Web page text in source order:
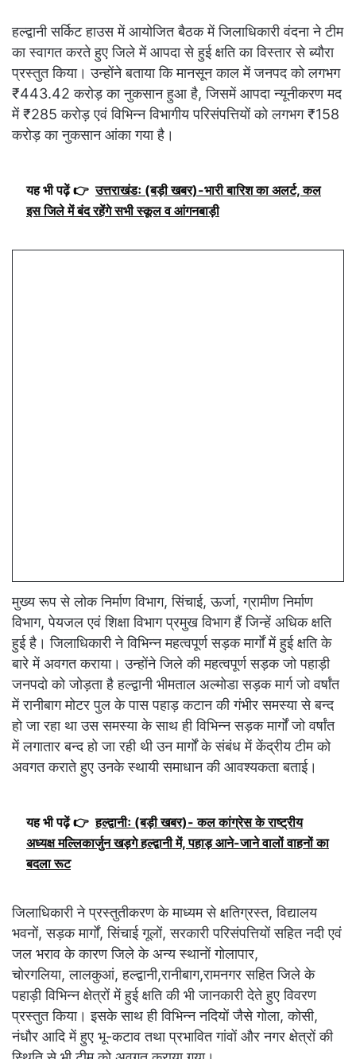
हल्द्वानी सर्किट हाउस में आयोजित बैठक में जिलाधिकारी वंदना ने टीम
का स्वागत करते हुए जिले में आपदा से हुई क्षति का विस्तार से ब्यौरा
प्रस्तुत किया। उन्होंने बताया कि मानसून काल में जनपद को लगभग
₹443.42 करोड़ का नुकसान हुआ है, जिसमें आपदा न्यूनीकरण मद
में ₹285 करोड़ एवं विभिन्न विभागीय परिसंपत्तियों को लगभग ₹158
करोड़ का नुकसान आंका गया है।
यह भी पढ़ें 👉 उत्तराखंडः (बड़ी खबर)-भारी बारिश का अलर्ट, कल
इस जिले में बंद रहेंगे सभी स्कूल व आंगनबाड़ी
मुख्य रूप से लोक निर्माण विभाग, सिंचाई, ऊर्जा, ग्रामीण निर्माण
विभाग, पेयजल एवं शिक्षा विभाग प्रमुख विभाग हैं जिन्हें अधिक क्षति
हुई है। जिलाधिकारी ने विभिन्न महत्वपूर्ण सड़क मार्गों में हुई क्षति के
बारे में अवगत कराया। उन्होंने जिले की महत्वपूर्ण सड़क जो पहाड़ी
जनपदो को जोड़ता है हल्द्वानी भीमताल अल्मोडा सड़क मार्ग जो वर्षांत
में रानीबाग मोटर पुल के पास पहाड़ कटान की गंभीर समस्या से बन्द
हो जा रहा था उस समस्या के साथ ही विभिन्न सड़क मार्गों जो वर्षांत
में लगातार बन्द हो जा रही थी उन मार्गों के संबंध में केंद्रीय टीम को
अवगत कराते हुए उनके स्थायी समाधान की आवश्यकता बताई।
यह भी पढ़ें 👉 हल्द्वानीः (बड़ी खबर)- कल कांग्रेस के राष्ट्रीय
अध्यक्ष मल्लिकार्जुन खड़गे हल्द्वानी में, पहाड़ आने-जाने वालों वाहनों का
बदला रूट
जिलाधिकारी ने प्रस्तुतीकरण के माध्यम से क्षतिग्रस्त, विद्यालय
भवनों, सड़क मार्गों, सिंचाई गूलों, सरकारी परिसंपत्तियों सहित नदी एवं
जल भराव के कारण जिले के अन्य स्थानों गोलापार,
चोरगलिया, लालकुआं, हल्द्वानी,रानीबाग,रामनगर सहित जिले के
पहाड़ी विभिन्न क्षेत्रों में हुई क्षति की भी जानकारी देते हुए विवरण
प्रस्तुत किया। इसके साथ ही विभिन्न नदियों जैसे गोला, कोसी,
नंधौर आदि में हुए भू-कटाव तथा प्रभावित गांवों और नगर क्षेत्रों की